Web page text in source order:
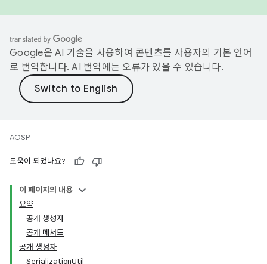
Google은 AI 기술을 사용하여 콘텐츠를 사용자의 기본 언어
로 번역합니다. AI 번역에는 오류가 있을 수 있습니다.
AOSP
도움이 되었나요?
이 페이지의 내용
요약
공개 생성자
공개 메서드
공개 생성자
SerializationUtil